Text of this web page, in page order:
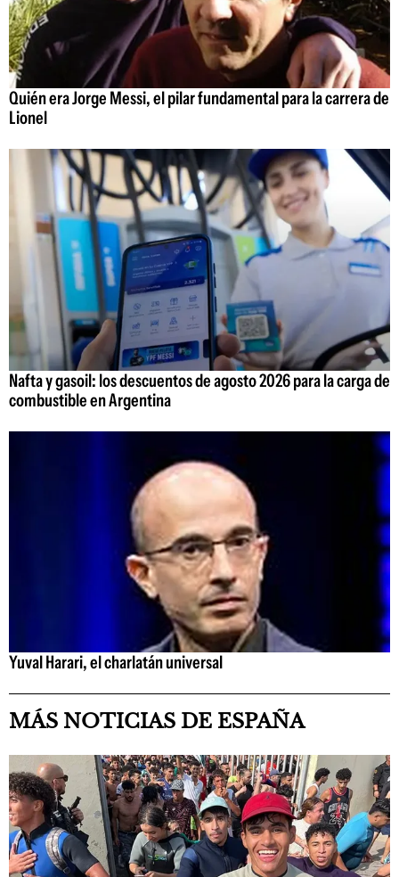
Quién era Jorge Messi, el pilar fundamental para la carrera de
Lionel
Nafta y gasoil: los descuentos de agosto 2026 para la carga de
combustible en Argentina
Yuval Harari, el charlatán universal
MÁS NOTICIAS DE ESPAÑA